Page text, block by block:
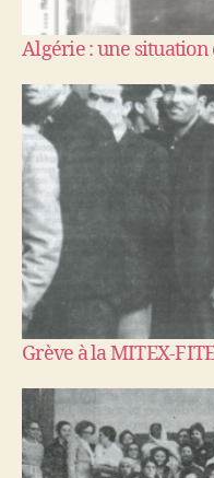
Algérie : une situation
Grève à la MITEX-